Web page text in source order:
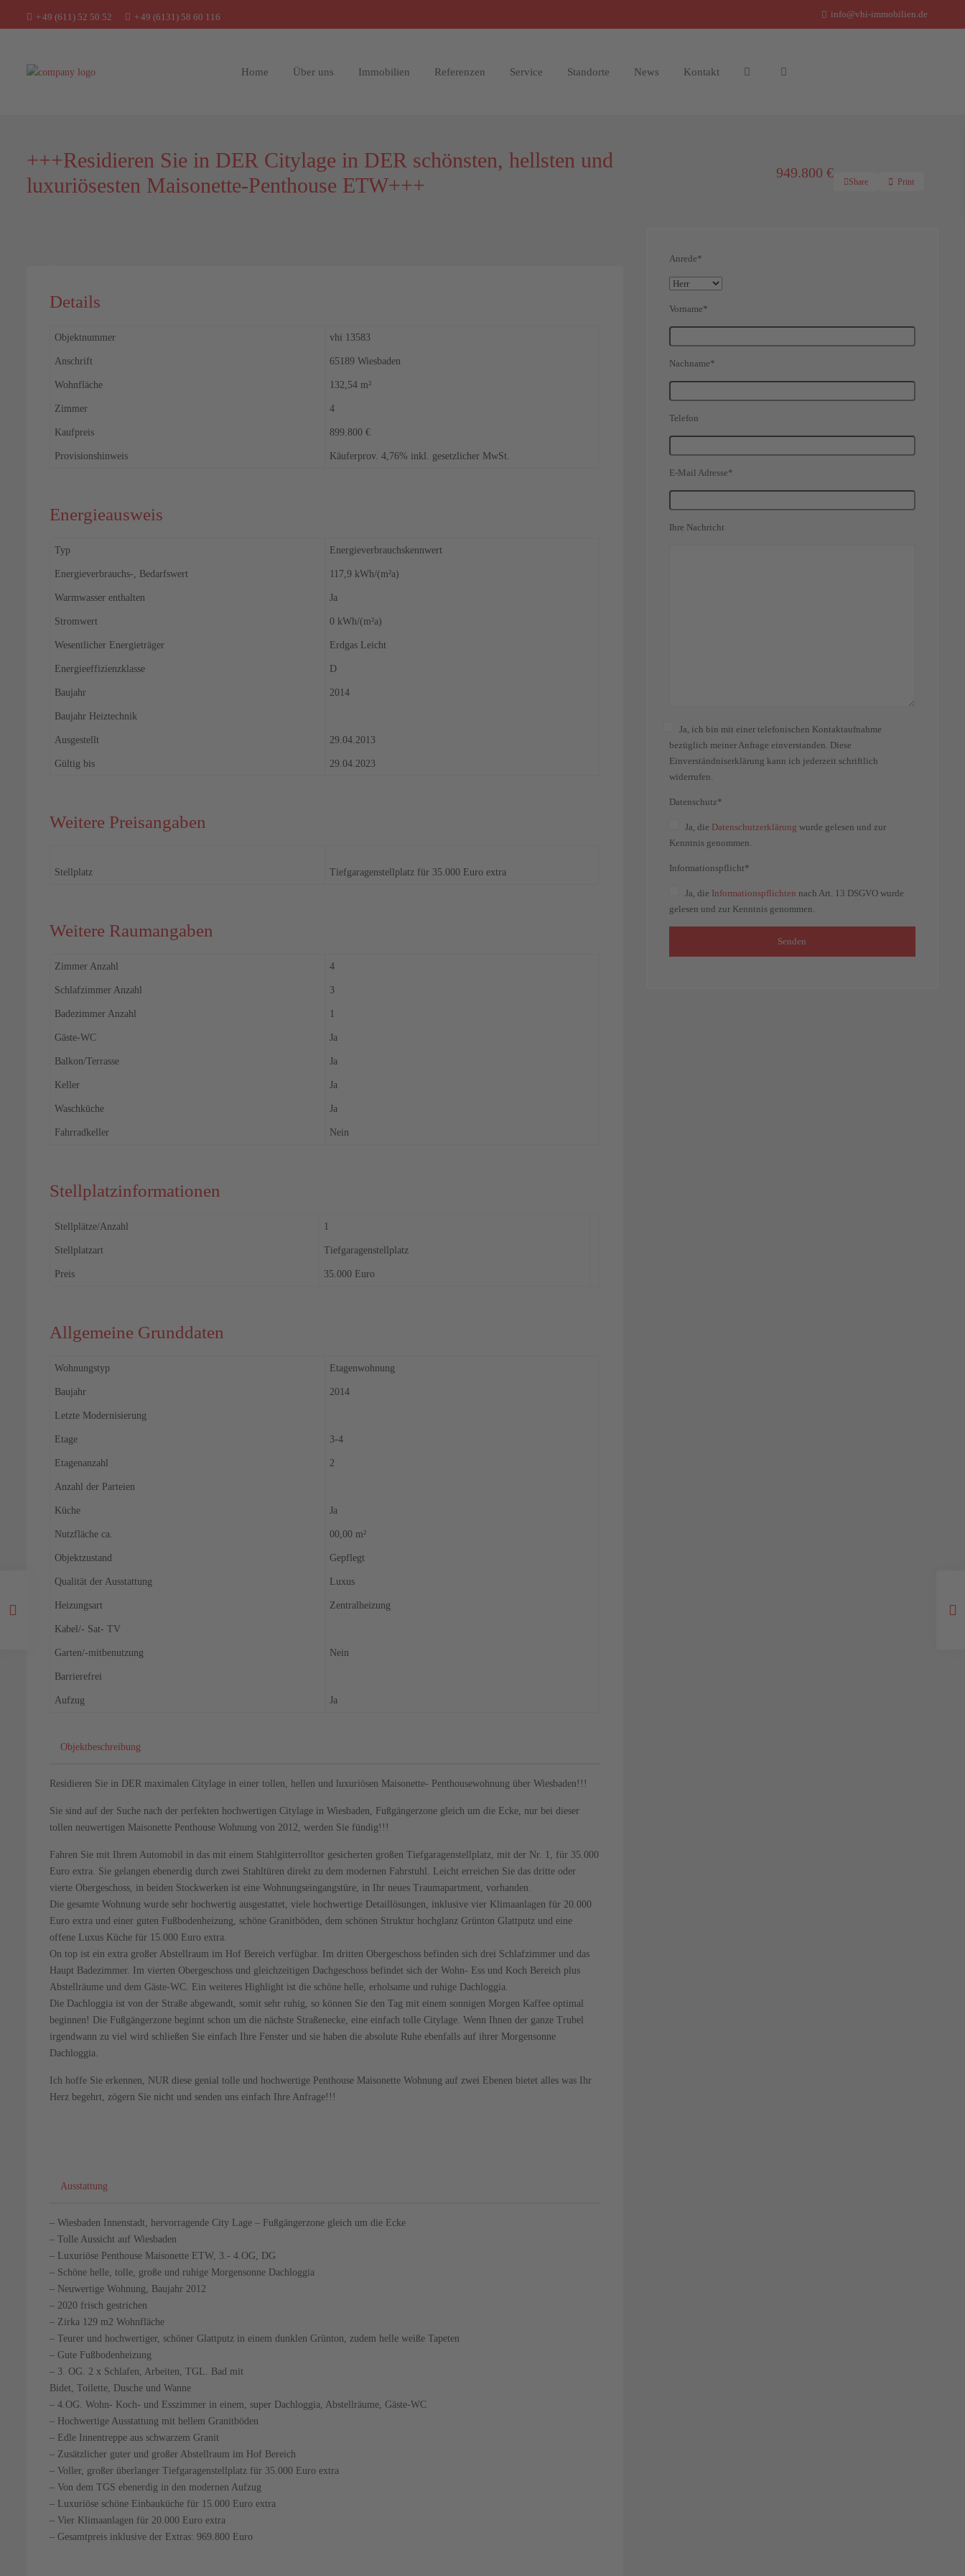
+49 (611) 52 50 52 +49 (6131) 58 60 116 info@vhi-immobilien.de
Home Über uns Immobilien Referenzen Service Standorte News Kontakt
+++Residieren Sie in DER Citylage in DER schönsten, hellsten und
luxuriösesten Maisonette-Penthouse ETW+++
949.800 €
Share Print
Details
Objektnummer vhi 13583
Anschrift 65189 Wiesbaden
Wohnfläche 132,54 m²
Zimmer 4
Kaufpreis 899.800 €
Provisionshinweis Käuferprov. 4,76% inkl. gesetzlicher MwSt.
Energieausweis
Typ Energieverbrauchskennwert
Energieverbrauchs-, Bedarfswert 117,9 kWh/(m²a)
Warmwasser enthalten Ja
Stromwert 0 kWh/(m²a)
Wesentlicher Energieträger Erdgas Leicht
Energieeffizienzklasse D
Baujahr 2014
Baujahr Heiztechnik
Ausgestellt 29.04.2013
Gültig bis 29.04.2023
Weitere Preisangaben
Stellplatz Tiefgaragenstellplatz für 35.000 Euro extra
Weitere Raumangaben
Zimmer Anzahl 4
Schlafzimmer Anzahl 3
Badezimmer Anzahl 1
Gäste-WC Ja
Balkon/Terrasse Ja
Keller Ja
Waschküche Ja
Fahrradkeller Nein
Stellplatzinformationen
Stellplätze/Anzahl 1
Stellplatzart Tiefgaragenstellplatz
Preis 35.000 Euro
Allgemeine Grunddaten
Wohnungstyp Etagenwohnung
Baujahr 2014
Letzte Modernisierung
Etage 3-4
Etagenanzahl 2
Anzahl der Parteien
Küche Ja
Nutzfläche ca. 00,00 m²
Objektzustand Gepflegt
Qualität der Ausstattung Luxus
Heizungsart Zentralheizung
Kabel/- Sat- TV
Garten/-mitbenutzung Nein
Barrierefrei
Aufzug Ja
Objektbeschreibung
Residieren Sie in DER maximalen Citylage in einer tollen, hellen und luxuriösen Maisonette- Penthousewohnung über Wiesbaden!!!
Sie sind auf der Suche nach der perfekten hochwertigen Citylage in Wiesbaden, Fußgängerzone gleich um die Ecke, nur bei dieser
tollen neuwertigen Maisonette Penthouse Wohnung von 2012, werden Sie fündig!!!
Fahren Sie mit Ihrem Automobil in das mit einem Stahlgitterrolltor gesicherten großen Tiefgaragenstellplatz, mit der Nr. 1, für 35.000
Euro extra. Sie gelangen ebenerdig durch zwei Stahltüren direkt zu dem modernen Fahrstuhl. Leicht erreichen Sie das dritte oder
vierte Obergeschoss, in beiden Stockwerken ist eine Wohnungseingangstüre, in Ihr neues Traumapartment, vorhanden.
Die gesamte Wohnung wurde sehr hochwertig ausgestattet, viele hochwertige Detaillösungen, inklusive vier Klimaanlagen für 20.000
Euro extra und einer guten Fußbodenheizung, schöne Granitböden, dem schönen Struktur hochglanz Grünton Glattputz und eine
offene Luxus Küche für 15.000 Euro extra.
On top ist ein extra großer Abstellraum im Hof Bereich verfügbar. Im dritten Obergeschoss befinden sich drei Schlafzimmer und das
Haupt Badezimmer. Im vierten Obergeschoss und gleichzeitigen Dachgeschoss befindet sich der Wohn- Ess und Koch Bereich plus
Abstellräume und dem Gäste-WC. Ein weiteres Highlight ist die schöne helle, erholsame und ruhige Dachloggia.
Die Dachloggia ist von der Straße abgewandt, somit sehr ruhig, so können Sie den Tag mit einem sonnigen Morgen Kaffee optimal
beginnen! Die Fußgängerzone beginnt schon um die nächste Straßenecke, eine einfach tolle Citylage. Wenn Ihnen der ganze Trubel
irgendwann zu viel wird schließen Sie einfach Ihre Fenster und sie haben die absolute Ruhe ebenfalls auf ihrer Morgensonne
Dachloggia.
Ich hoffe Sie erkennen, NUR diese genial tolle und hochwertige Penthouse Maisonette Wohnung auf zwei Ebenen bietet alles was Ihr
Herz begehrt, zögern Sie nicht und senden uns einfach Ihre Anfrage!!!
Ausstattung
– Wiesbaden Innenstadt, hervorragende City Lage – Fußgängerzone gleich um die Ecke
– Tolle Aussicht auf Wiesbaden
– Luxuriöse Penthouse Maisonette ETW, 3.- 4.OG, DG
– Schöne helle, tolle, große und ruhige Morgensonne Dachloggia
– Neuwertige Wohnung, Baujahr 2012
– 2020 frisch gestrichen
– Zirka 129 m2 Wohnfläche
– Teurer und hochwertiger, schöner Glattputz in einem dunklen Grünton, zudem helle weiße Tapeten
– Gute Fußbodenheizung
– 3. OG. 2 x Schlafen, Arbeiten, TGL. Bad mit
Bidet, Toilette, Dusche und Wanne
– 4.OG. Wohn- Koch- und Esszimmer in einem, super Dachloggia, Abstellräume, Gäste-WC
– Hochwertige Ausstattung mit hellem Granitböden
– Edle Innentreppe aus schwarzem Granit
– Zusätzlicher guter und großer Abstellraum im Hof Bereich
– Voller, großer überlanger Tiefgaragenstellplatz für 35.000 Euro extra
– Von dem TGS ebenerdig in den modernen Aufzug
– Luxuriöse schöne Einbauküche für 15.000 Euro extra
– Vier Klimaanlagen für 20.000 Euro extra
– Gesamtpreis inklusive der Extras: 969.800 Euro
Anrede*
Vorname*
Nachname*
Telefon
E-Mail Adresse*
Ihre Nachricht
Ja, ich bin mit einer telefonischen Kontaktaufnahme
bezüglich meiner Anfrage einverstanden. Diese
Einverständniserklärung kann ich jederzeit schriftlich
widerrufen.
Datenschutz*
Ja, die Datenschutzerklärung wurde gelesen und zur
Kenntnis genommen.
Informationspflicht*
Ja, die Informationspflichten nach Art. 13 DSGVO wurde
gelesen und zur Kenntnis genommen.
Senden